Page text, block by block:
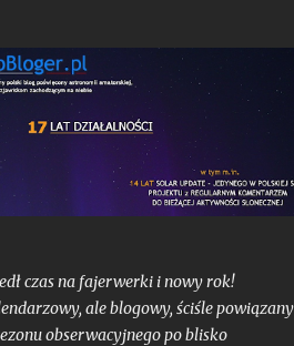
jak na kometę, mając blask rzędu
czas na fajerwerki i nowy rok!
ale blogowy, ściśle
obserwacyjnego po blisko